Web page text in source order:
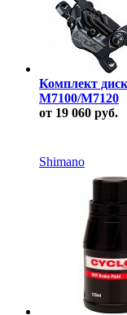
Комплект
M7100/M7120
от 19 060 руб.
Shimano